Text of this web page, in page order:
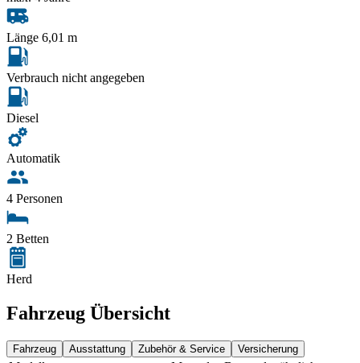
Länge 6,01 m
Verbrauch nicht angegeben
Diesel
Automatik
4 Personen
2 Betten
Herd
Fahrzeug Übersicht
Fahrzeug Ausstattung Zubehör & Service Versicherung